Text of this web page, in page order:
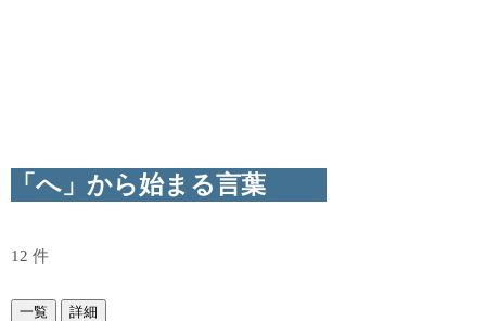
「へ」から始まる言葉
12 件
一覧 詳細